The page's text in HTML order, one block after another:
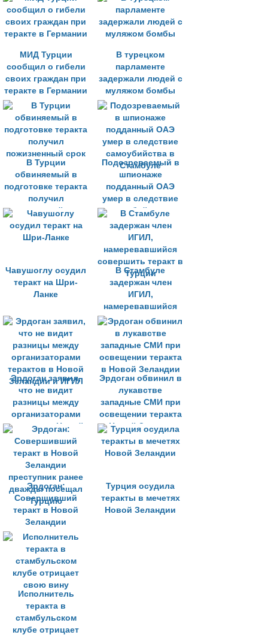
МИД Турции
сообщил о гибели
своих граждан при
теракте в Германии
В турецком
парламенте
задержали людей с
муляжом бомбы
В Турции
обвиняемый в
подготовке теракта
получил
пожизненный срок
Подозреваемый в
шпионаже
подданный ОАЭ
умер в следствие
самоубийства в
Стамбуле
Чавушоглу осудил
теракт на Шри-
Ланке
В Стамбуле
задержан член
ИГИЛ,
намеревавшийся
совершить теракт в
Турции
Эрдоган заявил,
что не видит
разницы между
организаторами
терактов в Новой
Зеландии и ИГИЛ
Эрдоган обвинил в
лукавстве
западные СМИ при
освещении теракта
в Новой Зеландии
Эрдоган:
Совершивший
теракт в Новой
Зеландии
преступник ранее
дважды посещал
Турцию
Турция осудила
теракты в мечетях
Новой Зеландии
Исполнитель
теракта в
стамбульском
клубе отрицает